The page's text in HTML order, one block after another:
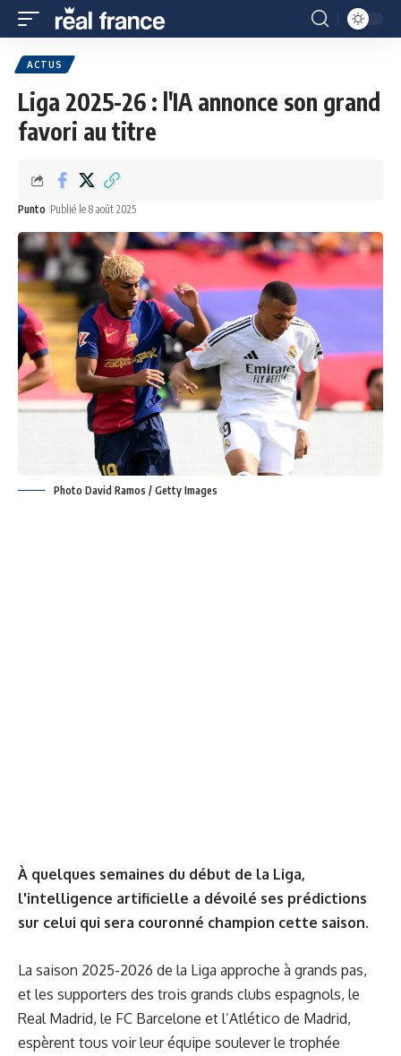
ACTUS
Liga 2025-26 : l'IA annonce son grand
favori au titre
Punto Publié le 8 août 2025
Photo David Ramos / Getty Images
À quelques semaines du début de la Liga,
l'intelligence artificielle a dévoilé ses prédictions
sur celui qui sera couronné champion cette saison.
La saison 2025-2026 de la Liga approche à grands pas,
et les supporters des trois grands clubs espagnols, le
Real Madrid, le FC Barcelone et l’Atlético de Madrid,
espèrent tous voir leur équipe soulever le trophée